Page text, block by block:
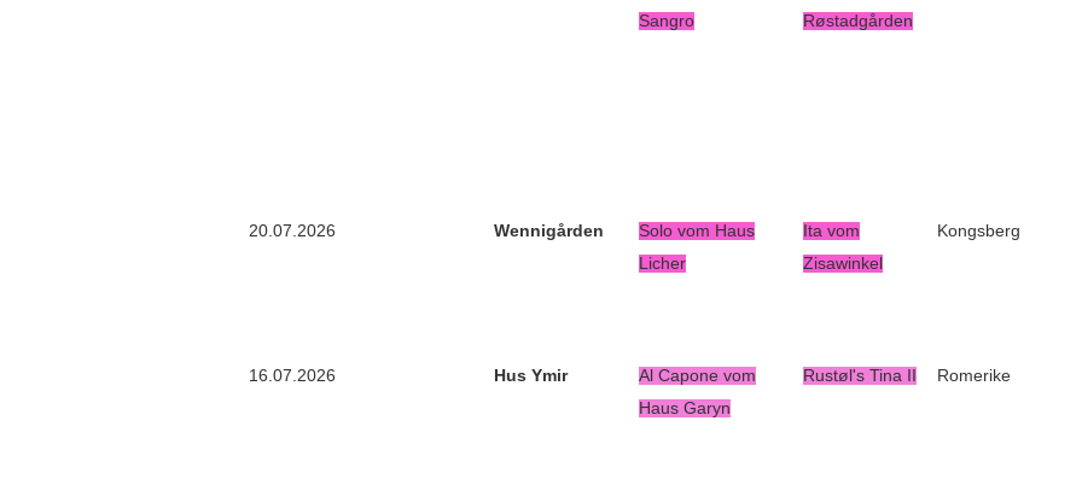
Sangro
Røstadgården
20.07.2026 Wennigården
Solo vom Haus
Licher
Ita vom
Zisawinkel
Kongsberg
16.07.2026 Hus Ymir
Al Capone vom
Haus Garyn
Rustøl's Tina II Romerike